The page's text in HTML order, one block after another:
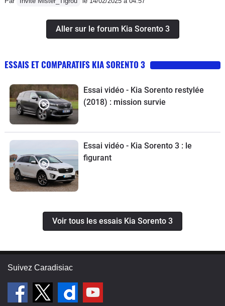
Aller sur le forum Kia Sorento 3
ESSAIS ET COMPARATIFS KIA SORENTO 3
Essai vidéo - Kia Sorento restylée
(2018) : mission survie
Essai vidéo - Kia Sorento 3 : le
figurant
Voir tous les essais Kia Sorento 3
Suivez Caradisiac